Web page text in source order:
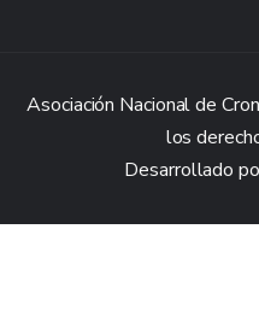
Asociación Nacional de
los
Desarrollado